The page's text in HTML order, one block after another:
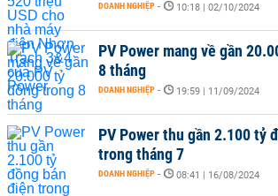
DOANH NGHIỆP - 10:18 | 02/10/2024
PV Power mang về gần
8 tháng
DOANH NGHIỆP - 19:59 | 11/09/2024
PV Power thu gần 2.100 tỷ
trong tháng 7
DOANH NGHIỆP - 08:41 | 16/08/2024